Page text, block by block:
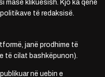
masë klikuesish. Kjo ka qenë
të redaksisë.
janë prodhime të
të cilat bashkëpunon).
në uebin e